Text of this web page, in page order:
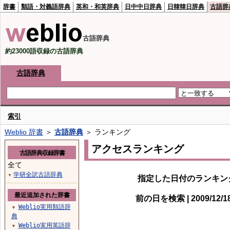
辞書 類語・対義語辞典 英和・和英辞典 日中中日辞典 日韓韓日辞典 古語辞
古語辞典
約23000語収録の古語辞典
古語辞典
索引
Weblio 辞書 ＞ 古語辞典 ＞ ランキング
アクセスランキング
指定した日付のランキ
前の日を検索 | 2009/12/
古語辞典収録辞書
全て
▼ 学研全訳古語辞典
最近追加された辞書
▼
Weblio実用類語辞
典
▼ Weblio実用英語辞